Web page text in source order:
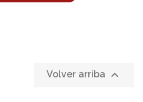
Volver arriba 